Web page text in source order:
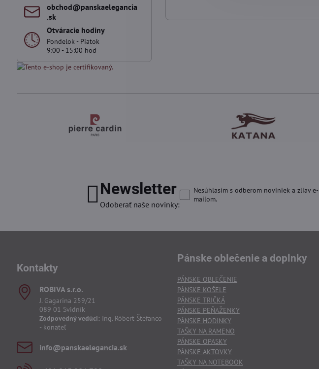
obchod​@panskaelegancia​
.sk
Otváracie hodiny
Pondelok - Piatok
9:00 - 15:00 hod
Newsletter
Odoberať naše novinky:
Nesúhlasím s odberom noviniek a zliav e-
mailom.
Kontakty
ROBIVA s​.r​.o​.
J. Gagarina 259/21
089 01 Svidník
Zodpovedný vedúci: Ing. Róbert Štefanco
- konateľ
info​@panskaelegancia​.sk
Pánske oblečenie a doplnky
PÁNSKE OBLEČENIE
PÁNSKE KOŠELE
PÁNSKE TRIČKÁ
PÁNSKE PEŇAŽENKY
PÁNSKE HODINKY
TAŠKY NA RAMENO
PÁNSKE OPASKY
PÁNSKE AKTOVKY
TAŠKY NA NOTEBOOK